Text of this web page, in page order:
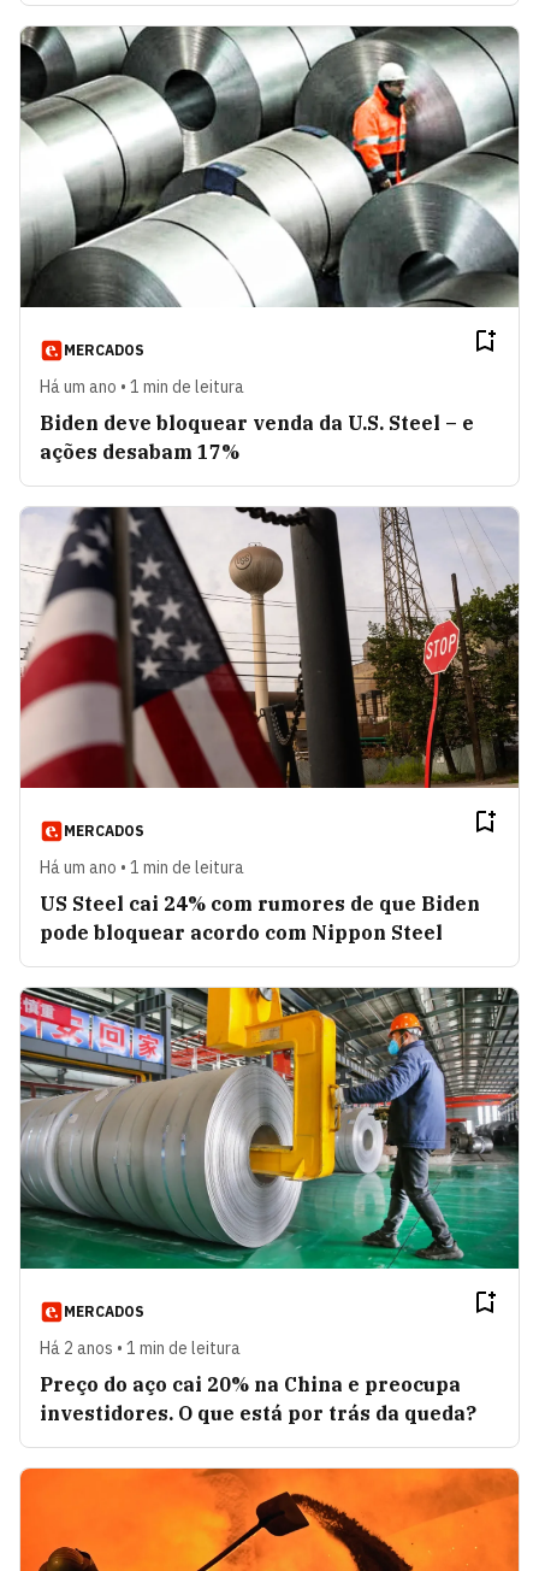
MERCADOS
Há um ano • 1 min de leitura
Biden deve bloquear venda da U.S. Steel – e
ações desabam 17%
MERCADOS
Há um ano • 1 min de leitura
US Steel cai 24% com rumores de que Biden
pode bloquear acordo com Nippon Steel
MERCADOS
Há 2 anos • 1 min de leitura
Preço do aço cai 20% na China e preocupa
investidores. O que está por trás da queda?